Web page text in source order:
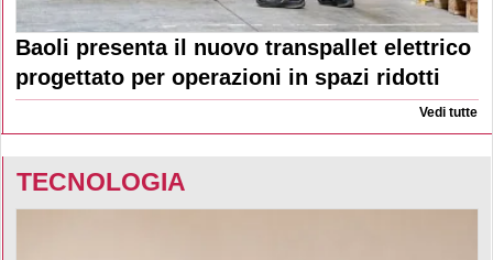
Baoli presenta il nuovo transpallet elettrico
progettato per operazioni in spazi ridotti
Vedi tutte
TECNOLOGIA